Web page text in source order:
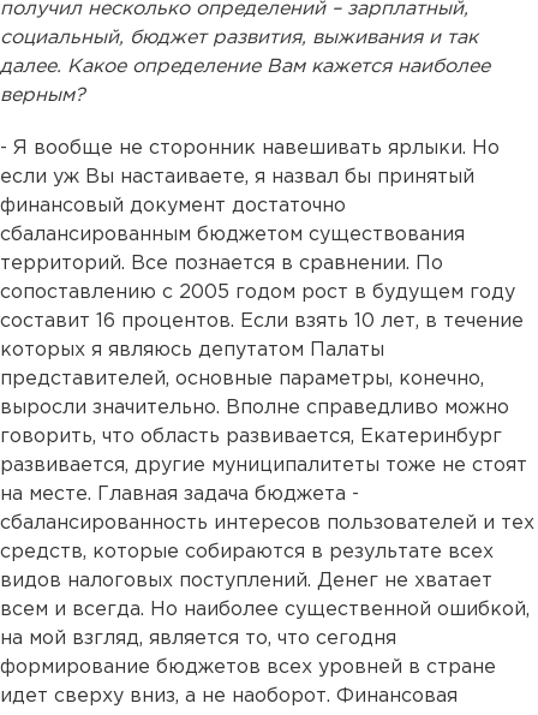
получил несколько определений – зарплатный,
социальный, бюджет развития, выживания и так
далее. Какое определение Вам кажется наиболее
верным?
- Я вообще не сторонник навешивать ярлыки. Но
если уж Вы настаиваете, я назвал бы принятый
финансовый документ достаточно
сбалансированным бюджетом существования
территорий. Все познается в сравнении. По
сопоставлению с 2005 годом рост в будущем году
составит 16 процентов. Если взять 10 лет, в течение
которых я являюсь депутатом Палаты
представителей, основные параметры, конечно,
выросли значительно. Вполне справедливо можно
говорить, что область развивается, Екатеринбург
развивается, другие муниципалитеты тоже не стоят
на месте. Главная задача бюджета -
сбалансированность интересов пользователей и тех
средств, которые собираются в результате всех
видов налоговых поступлений. Денег не хватает
всем и всегда. Но наиболее существенной ошибкой,
на мой взгляд, является то, что сегодня
формирование бюджетов всех уровней в стране
идет сверху вниз, а не наоборот. Финансовая